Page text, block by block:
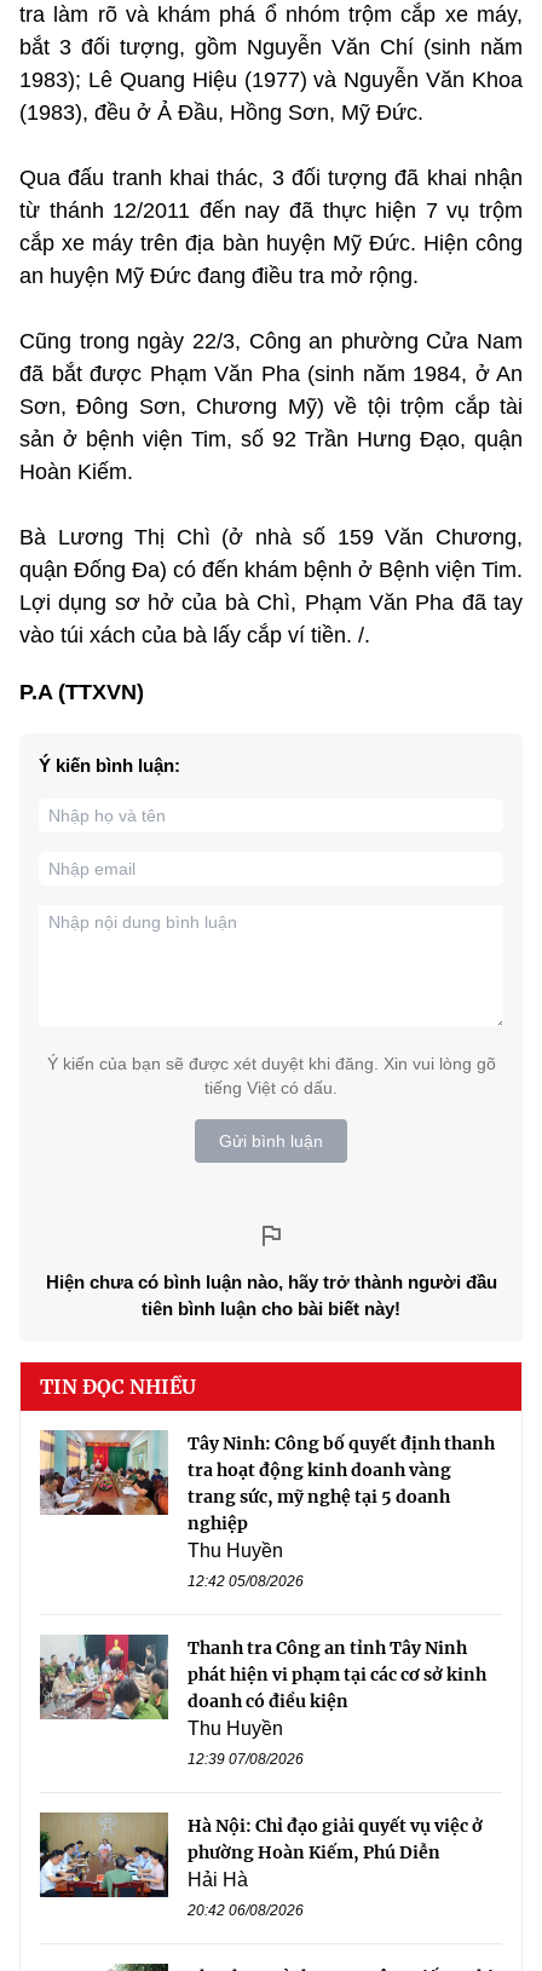
tra làm rõ và khám phá ổ nhóm trộm cắp xe máy,
bắt 3 đối tượng, gồm Nguyễn Văn Chí (sinh năm
1983); Lê Quang Hiệu (1977) và Nguyễn Văn Khoa
(1983), đều ở Ả Đầu, Hồng Sơn, Mỹ Đức.
Qua đấu tranh khai thác, 3 đối tượng đã khai nhận
từ thánh 12/2011 đến nay đã thực hiện 7 vụ trộm
cắp xe máy trên địa bàn huyện Mỹ Đức. Hiện công
an huyện Mỹ Đức đang điều tra mở rộng.
Cũng trong ngày 22/3, Công an phường Cửa Nam
đã bắt được Phạm Văn Pha (sinh năm 1984, ở An
Sơn, Đông Sơn, Chương Mỹ) về tội trộm cắp tài
sản ở bệnh viện Tim, số 92 Trần Hưng Đạo, quận
Hoàn Kiếm.
Bà Lương Thị Chì (ở nhà số 159 Văn Chương,
quận Đống Đa) có đến khám bệnh ở Bệnh viện Tim.
Lợi dụng sơ hở của bà Chì, Phạm Văn Pha đã tay
vào túi xách của bà lấy cắp ví tiền. /.
P.A (TTXVN)
Ý kiến bình luận:
Ý kiến của bạn sẽ được xét duyệt khi đăng. Xin vui lòng gõ
tiếng Việt có dấu.
Gửi bình luận
Hiện chưa có bình luận nào, hãy trở thành người đầu
tiên bình luận cho bài biết này!
TIN ĐỌC NHIỀU
Tây Ninh: Công bố quyết định thanh
tra hoạt động kinh doanh vàng
trang sức, mỹ nghệ tại 5 doanh
nghiệp
Thu Huyền
12:42 05/08/2026
Thanh tra Công an tỉnh Tây Ninh
phát hiện vi phạm tại các cơ sở kinh
doanh có điều kiện
Thu Huyền
12:39 07/08/2026
Hà Nội: Chỉ đạo giải quyết vụ việc ở
phường Hoàn Kiếm, Phú Diễn
Hải Hà
20:42 06/08/2026